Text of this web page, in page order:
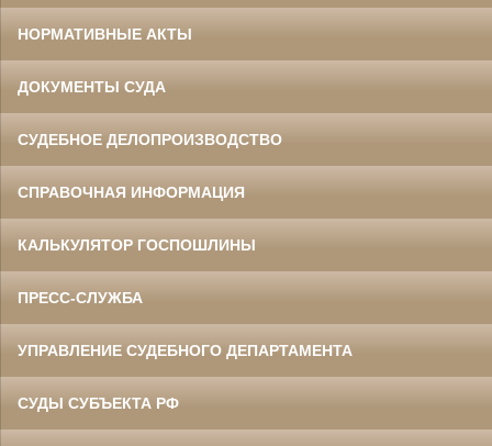
НОРМАТИВНЫЕ АКТЫ
ДОКУМЕНТЫ СУДА
СУДЕБНОЕ ДЕЛОПРОИЗВОДСТВО
СПРАВОЧНАЯ ИНФОРМАЦИЯ
КАЛЬКУЛЯТОР ГОСПОШЛИНЫ
ПРЕСС-СЛУЖБА
УПРАВЛЕНИЕ СУДЕБНОГО ДЕПАРТАМЕНТА
СУДЫ СУБЪЕКТА РФ